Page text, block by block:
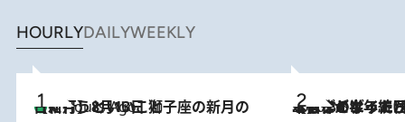
HOURLYDAILYWEEKLY
4 Hours Ago
【新月】8月13日 獅子座の新月の日に行うといいこと 2026.8.3
【自作のダイエットノートは攻略本】ダイエットが「苦しいもの」ではなくなった日。50代フードライターが半年続けられた理由は“楽しむこと”